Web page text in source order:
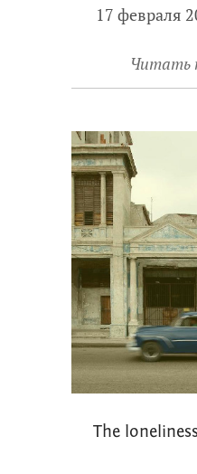
17 февраля
Читать
The